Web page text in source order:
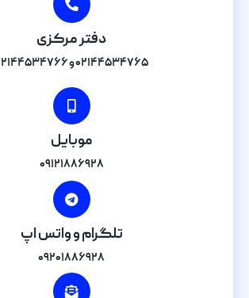
دفتر مرکزی
۰۲۱۴۴۵۳۴۷۶۵ و ۰۲۱۴۴۵۳۴۷۶۶
موبایل
۰۹۱۲۱۸۸۶۹۲۸
تلگرام و واتس اپ
۰۹۲۰۱۸۸۶۹۲۸